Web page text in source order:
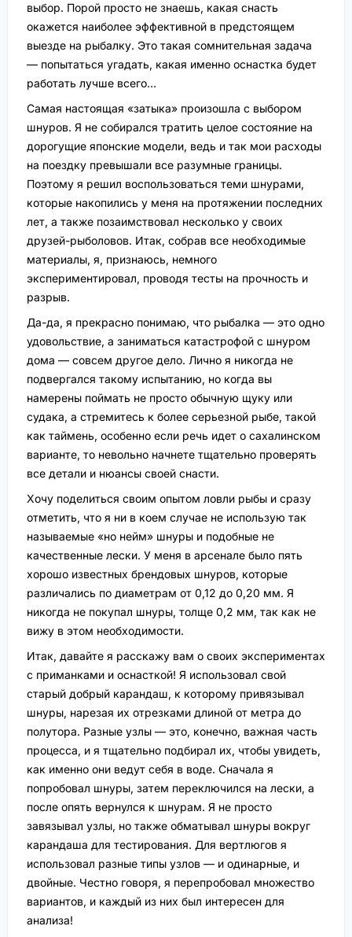
выбор. Порой просто не знаешь, какая снасть
окажется наиболее эффективной в предстоящем
выезде на рыбалку. Это такая сомнительная задача
— попытаться угадать, какая именно оснастка будет
работать лучше всего…
Самая настоящая «затыка» произошла с выбором
шнуров. Я не собирался тратить целое состояние на
дорогущие японские модели, ведь и так мои расходы
на поездку превышали все разумные границы.
Поэтому я решил воспользоваться теми шнурами,
которые накопились у меня на протяжении последних
лет, а также позаимствовал несколько у своих
друзей-рыболовов. Итак, собрав все необходимые
материалы, я, признаюсь, немного
экспериментировал, проводя тесты на прочность и
разрыв.
Да-да, я прекрасно понимаю, что рыбалка — это одно
удовольствие, а заниматься катастрофой с шнуром
дома — совсем другое дело. Лично я никогда не
подвергался такому испытанию, но когда вы
намерены поймать не просто обычную щуку или
судака, а стремитесь к более серьезной рыбе, такой
как таймень, особенно если речь идет о сахалинском
варианте, то невольно начнете тщательно проверять
все детали и нюансы своей снасти.
Хочу поделиться своим опытом ловли рыбы и сразу
отметить, что я ни в коем случае не использую так
называемые «но нейм» шнуры и подобные не
качественные лески. У меня в арсенале было пять
хорошо известных брендовых шнуров, которые
различались по диаметрам от 0,12 до 0,20 мм. Я
никогда не покупал шнуры, толще 0,2 мм, так как не
вижу в этом необходимости.
Итак, давайте я расскажу вам о своих экспериментах
с приманками и оснасткой! Я использовал свой
старый добрый карандаш, к которому привязывал
шнуры, нарезая их отрезками длиной от метра до
полутора. Разные узлы — это, конечно, важная часть
процесса, и я тщательно подбирал их, чтобы увидеть,
как именно они ведут себя в воде. Сначала я
попробовал шнуры, затем переключился на лески, а
после опять вернулся к шнурам. Я не просто
завязывал узлы, но также обматывал шнуры вокруг
карандаша для тестирования. Для вертлюгов я
использовал разные типы узлов — и одинарные, и
двойные. Честно говоря, я перепробовал множество
вариантов, и каждый из них был интересен для
анализа!